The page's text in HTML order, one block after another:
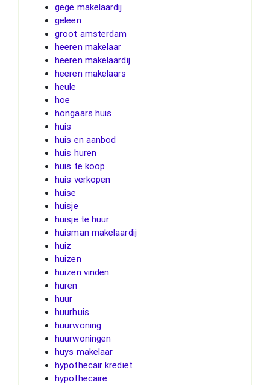
gege makelaardij
geleen
groot amsterdam
heeren makelaar
heeren makelaardij
heeren makelaars
heule
hoe
hongaars huis
huis
huis en aanbod
huis huren
huis te koop
huis verkopen
huise
huisje
huisje te huur
huisman makelaardij
huiz
huizen
huizen vinden
huren
huur
huurhuis
huurwoning
huurwoningen
huys makelaar
hypothecair krediet
hypothecaire